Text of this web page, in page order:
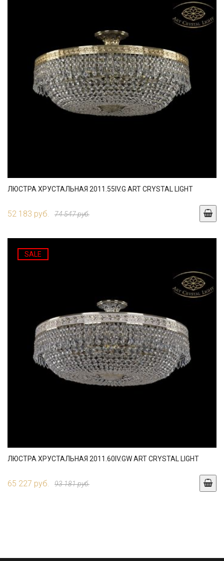
ЛЮСТРА ХРУСТАЛЬНАЯ 2011.55IV.G ART CRYSTAL LIGHT
52 183 руб. 74 547 руб.
SALE
ЛЮСТРА ХРУСТАЛЬНАЯ 2011.60IV.GW ART CRYSTAL LIGHT
65 227 руб. 93 181 руб.